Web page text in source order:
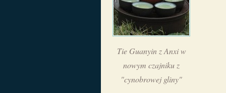
Tie Guanyin z Anxi w
nowym czajniku z
"cynobrowej gliny"